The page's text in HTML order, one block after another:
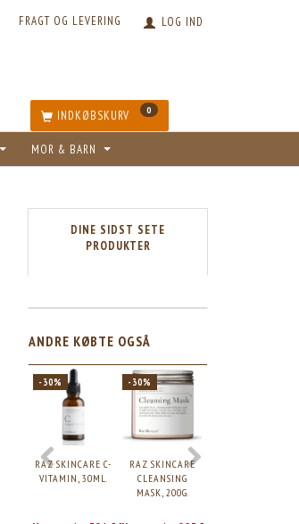
LOG IND
FRAGT OG LEVERING
INDKØBSKURV 0
MOR & BARN
DINE SIDST SETE
PRODUKTER
ANDRE KØBTE OGSÅ
-30%
RAZ SKINCARE C-
VITAMIN, 30ML.
-30%
RAZ SKINCARE
CLEANSING
MASK, 200G.